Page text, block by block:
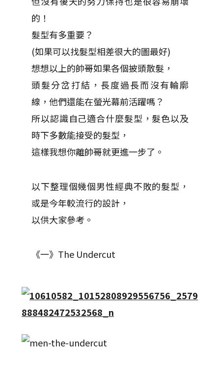
的！
髮型有多重要？
(如果可以找髮型相差很大的圖最好)
想想以上的帥哥如果各個披頭散髮，
頭髮分岔打結，長度過長而沒有輪廓
線，他們還能在螢光幕前活躍嗎？
所以認識自己適合什麼髮型，髮色以及
時下多數能接受的髮型，
這樣我想你離帥哥就更進一步了。
以下整理個幾個男性經典不敗的髮型，
或是今年較流行的設計，
以供大家參考。
《一》The Undercut